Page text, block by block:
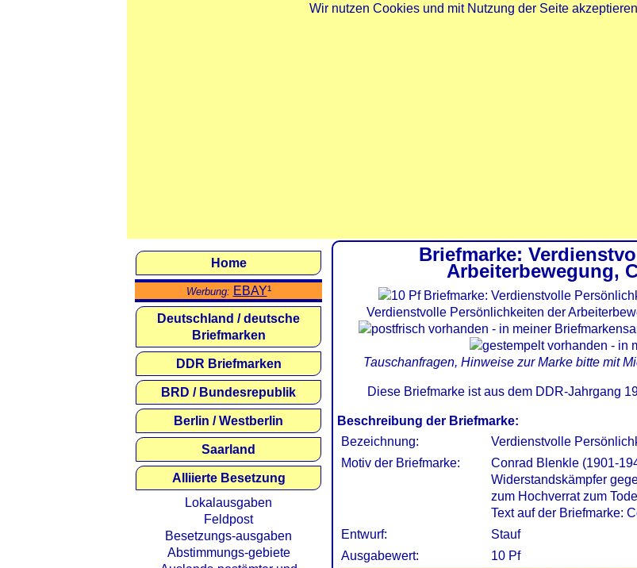
Wir nutzen Cookies und mit Nutzung der Seite
Briefmarke:
Arbeiterbewegung,
Verdienstvolle Persönlichkeiten der
Tauschanfragen, Hinweise zur Marke bitte mit
Diese Briefmarke ist aus dem DDR-Jahrgang
Beschreibung der Briefmarke:
Bezeichnung:
Verdienstvolle
Motiv der Briefmarke:
Conrad Blenkle (1901-
Widerstandskämpfer
zum Hochverrat zum
Text auf der Briefmarke:
Entwurf:
Stauf
Ausgabewert:
10 Pf
Home
Werbung: EBAY¹
Deutschland / deutsche
Briefmarken
DDR Briefmarken
BRD / Bundesrepublik
Berlin / Westberlin
Saarland
Alliierte Besetzung
Lokalausgaben
Feldpost
Besetzungs-ausgaben
Abstimmungs-gebiete